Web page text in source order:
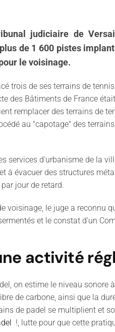
judiciaire de
de 1 600 pistes
le voisinage.
trois de ses terrains de
des Bâtiments de France
remplacer des terrains de
au "capotage" des
services d'urbanisme de la
à évacuer des structures
jour de retard.
voisinage, le juge a reconnu
et le constat d'un
activité
on estime le niveau
de carbone, ainsi que la
de padel se multiplient et
!, lutte pour que cette